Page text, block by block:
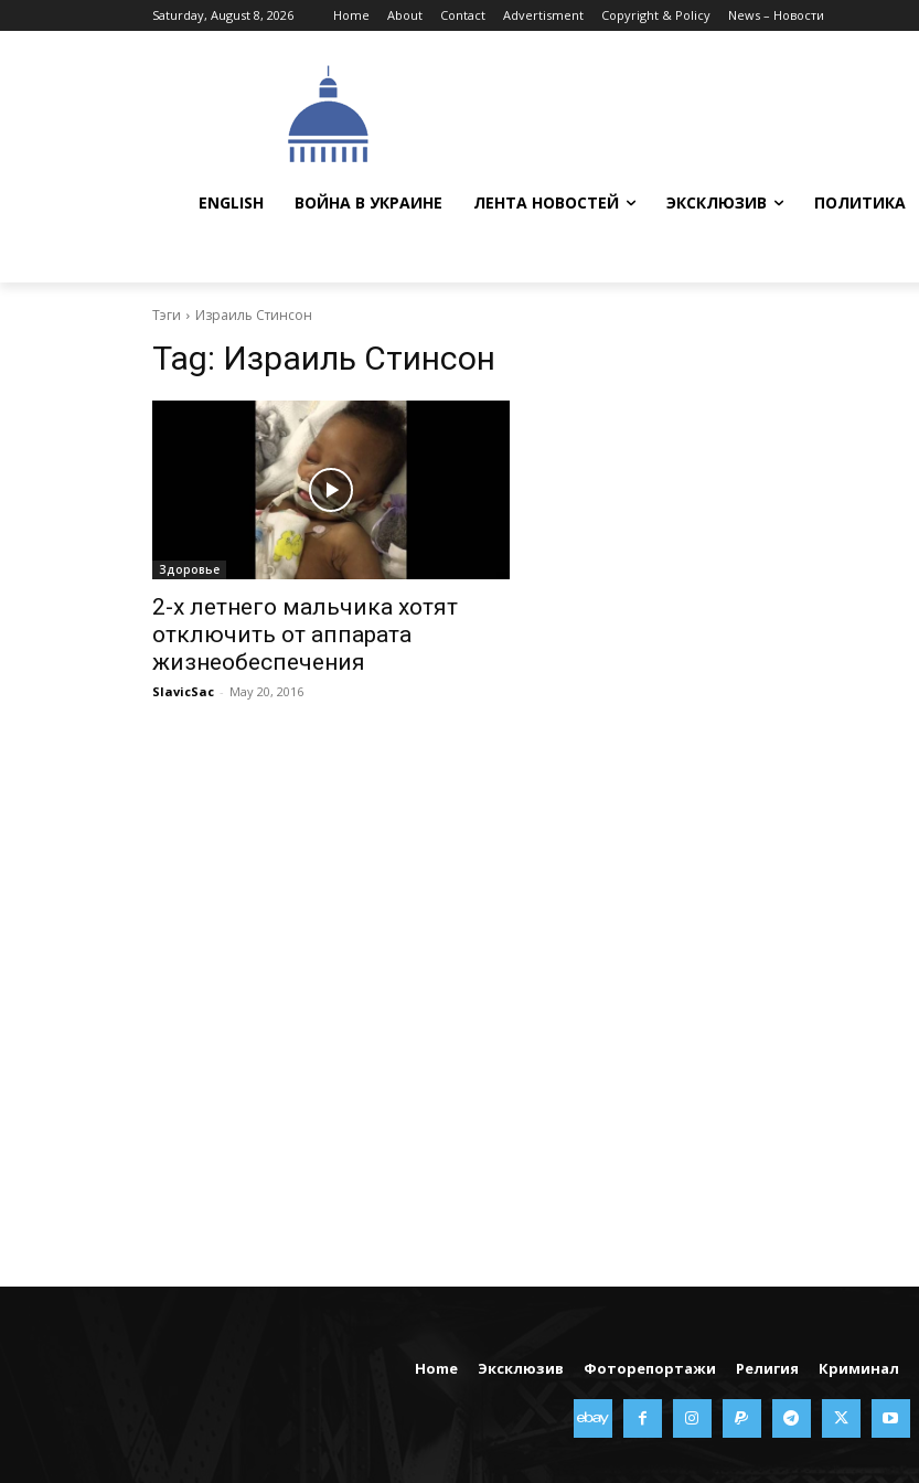
Saturday, August 8, 2026 Home About Contact Advertisment Copyright & Policy News – Новости
ENGLISH ВОЙНА В УКРАИНЕ ЛЕНТА НОВОСТЕЙ ЭКСКЛЮЗИВ ПОЛИТИКА
Тэги Израиль Стинсон
Tag: Израиль Стинсон
Здоровье
2-х летнего мальчика хотят
отключить от аппарата
жизнеобеспечения
SlavicSac - May 20, 2016
Home Эксклюзив Фоторепортажи Религия Криминал